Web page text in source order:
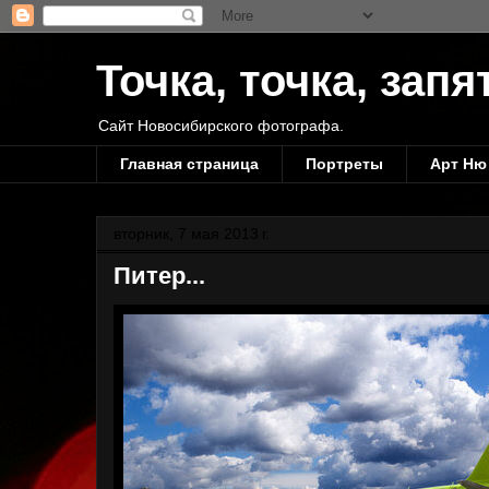
Точка, точка,
Сайт Новосибирского фотографа.
Главная страница Портреты Арт Ню
Питер...